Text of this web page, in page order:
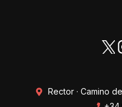
Rector · Camino